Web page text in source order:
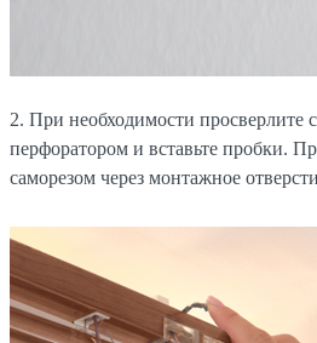
2. При необходимости просверлите
перфоратором и вставьте пробки.
саморезом через монтажное